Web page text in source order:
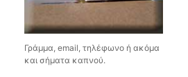
Γράμμα, email, τηλέφωνο ή ακόμα
και σήματα καπνού.